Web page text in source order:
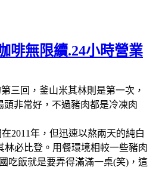
啡無限續.24小時營業
三回，釜山米其林則是第一次，
非常好，不過豬肉都是冷凍肉
2011年，但迅速以熬兩天的純白
林必比登。用餐環境相較一些豬肉
吃飯就是要弄得滿滿一桌(笑)，這